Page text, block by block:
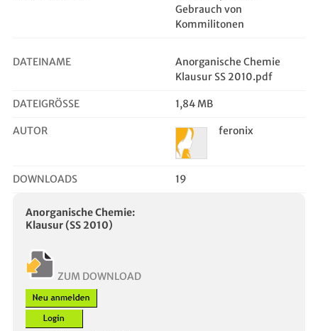
Gebrauch von
Kommilitonen
DATEINAME
Anorganische Chemie
Klausur SS 2010.pdf
DATEIGRÖSSE 1,84 MB
AUTOR feronix
DOWNLOADS 19
Anorganische Chemie:
Klausur (SS 2010)
ZUM DOWNLOAD